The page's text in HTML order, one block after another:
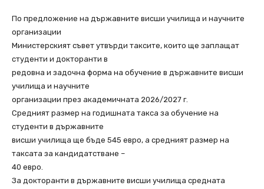
По предложение на държавните висши училища и научните
организации
Министерският съвет утвърди таксите, които ще заплащат
студенти и докторанти в
редовна и задочна форма на обучение в държавните висши
училища и научните
организации през академичната 2026/2027 г.
Средният размер на годишната такса за обучение на
студенти в държавните
висши училища ще бъде 545 евро, а средният размер на
таксата за кандидатстване –
40 евро.
За докторанти в държавните висши училища средната